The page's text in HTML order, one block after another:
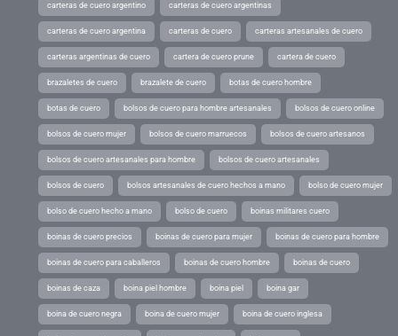
carteras de cuero argentino carteras de cuero argentinas
carteras de cuero argentina carteras de cuero carteras artesanales de cuero
carteras argentinas de cuero cartera de cuero prune cartera de cuero
brazaletes de cuero brazalete de cuero botas de cuero hombre
botas de cuero bolsos de cuero para hombre artesanales bolsos de cuero online
bolsos de cuero mujer bolsos de cuero marruecos bolsos de cuero artesanos
bolsos de cuero artesanales para hombre bolsos de cuero artesanales
bolsos de cuero bolsos artesanales de cuero hechos a mano bolso de cuero mujer
bolso de cuero hecho a mano bolso de cuero boinas militares cuero
boinas de cuero precios boinas de cuero para mujer boinas de cuero para hombre
boinas de cuero para caballeros boinas de cuero hombre boinas de cuero
boinas de caza boina piel hombre boina piel boina gar
boina de cuero negra boina de cuero mujer boina de cuero inglesa